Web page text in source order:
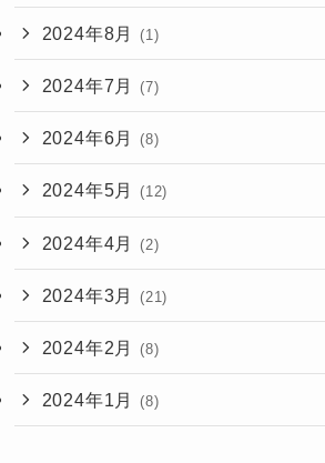
2024年8月 (1)
2024年7月 (7)
2024年6月 (8)
2024年5月 (12)
2024年4月 (2)
2024年3月 (21)
2024年2月 (8)
2024年1月 (8)